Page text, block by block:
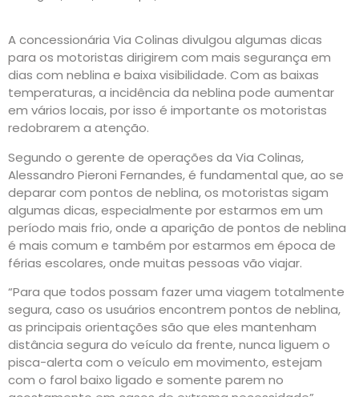
A concessionária Via Colinas divulgou algumas dicas
para os motoristas dirigirem com mais segurança em
dias com neblina e baixa visibilidade. Com as baixas
temperaturas, a incidência da neblina pode aumentar
em vários locais, por isso é importante os motoristas
redobrarem a atenção.
Segundo o gerente de operações da Via Colinas,
Alessandro Pieroni Fernandes, é fundamental que, ao se
deparar com pontos de neblina, os motoristas sigam
algumas dicas, especialmente por estarmos em um
período mais frio, onde a aparição de pontos de neblina
é mais comum e também por estarmos em época de
férias escolares, onde muitas pessoas vão viajar.
“Para que todos possam fazer uma viagem totalmente
segura, caso os usuários encontrem pontos de neblina,
as principais orientações são que eles mantenham
distância segura do veículo da frente, nunca liguem o
pisca-alerta com o veículo em movimento, estejam
com o farol baixo ligado e somente parem no